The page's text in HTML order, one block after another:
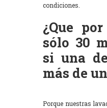
condiciones.
¿Que
sólo 30
si una
más de
Porque nuestras